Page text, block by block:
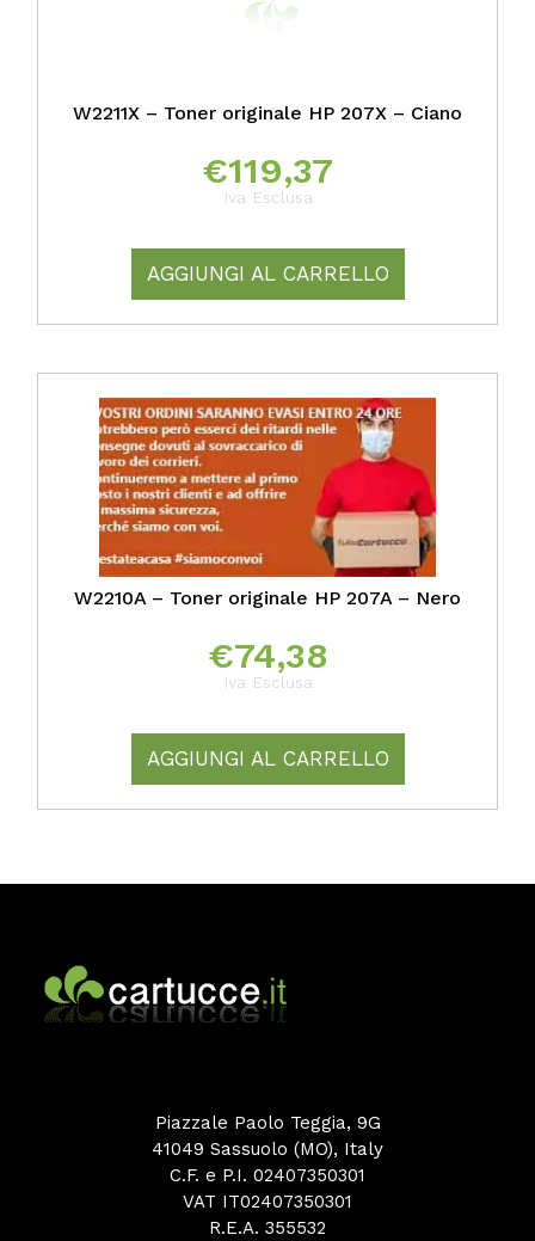
W2211X – Toner originale HP 207X – Ciano
€119,37
Iva Esclusa
AGGIUNGI AL CARRELLO
W2210A – Toner originale HP 207A – Nero
€74,38
Iva Esclusa
AGGIUNGI AL CARRELLO
Piazzale Paolo Teggia, 9G
41049 Sassuolo (MO), Italy
C.F. e P.I. 02407350301
VAT IT02407350301
R.E.A. 355532